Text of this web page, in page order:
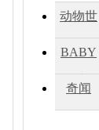
动物世
BABY
秀
奇闻